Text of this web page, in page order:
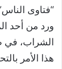
“فتاوى
ورد من أحد
الشراب، في
هذا الأمر